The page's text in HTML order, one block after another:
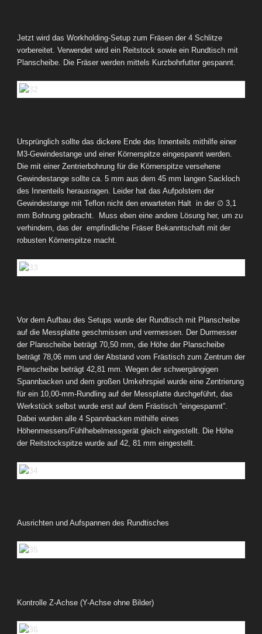
Jetzt wird das Workholding-Setup zum Fräsen der 4 Schlitze
vorbereitet. Verwendet wird ein Reitstock sowie ein Rundtisch mit
Planscheibe. Die Fräser werden mittels Kurzbohrfutter gespannt.
Ursprünglich sollte das dickere Ende des Innenteils mithilfe einer
M3-Gewindestange und einer Körnerspitze eingespannt werden.
Die mit einer Zentrierbohrung für die Körnerspitze versehene
Gewindestange sollte ca. 5 mm aus dem 45 mm langen Sackloch
des Innenteils herausragen. Leider hat das Aufpolstern der
Gewindestange mit Teflon nicht den erwarteten Halt in der ∅ 3,1
mm Bohrung gebracht. Muss eben eine andere Lösung her, um zu
verhindern, das der empfindliche Fräser Bekanntschaft mit der
robusten Körnerspitze macht.
Vor dem Aufbau des Setups wurde der Rundtisch mit Planscheibe
auf die Messplatte geschmissen und vermessen. Der Durmesser
der Planscheibe beträgt 70,50 mm, die Höhe der Planscheibe
beträgt 78,06 mm und der Abstand vom Frästisch zum Zentrum der
Planscheibe beträgt 42,81 mm. Wegen der schwergängigen
Spannbacken und dem großen Umkehrspiel wurde eine Zentrierung
für ein 10,00-mm-Rundling auf der Messplatte durchgeführt, das
Werkstück selbst wurde erst auf dem Frästisch “eingespannt”.
Dabei wurden alle 4 Spannbacken mithilfe eines
Höhenmessers/Fühlhebelmessgerät gleich eingestellt. Die Höhe
der Reitstockspitze wurde auf 42, 81 mm eingestellt.
Ausrichten und Aufspannen des Rundtisches
Kontrolle Z-Achse (Y-Achse ohne Bilder)